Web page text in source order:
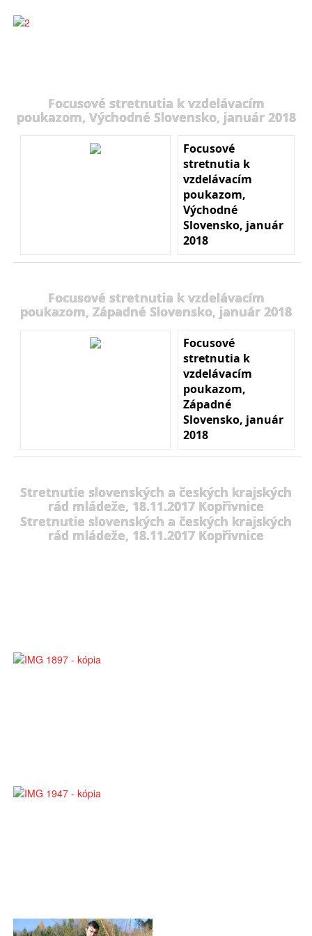
Focusové stretnutia k vzdelávacím
poukazom, Východné Slovensko, január 2018
Focusové
stretnutia k
vzdelávacím
poukazom,
Východné
Slovensko, január
2018
Focusové stretnutia k vzdelávacím
poukazom, Západné Slovensko, január 2018
Focusové
stretnutia k
vzdelávacím
poukazom,
Západné
Slovensko, január
2018
Stretnutie slovenských a českých krajských
rád mládeže, 18.11.2017 Kopřivnice
Stretnutie slovenských a českých krajských
rád mládeže, 18.11.2017 Kopřivnice